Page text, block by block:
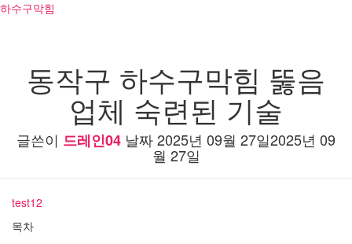
하수구막힘
동작구 하수구막힘 뚫음
업체 숙련된 기술
글쓴이 드레인04 날짜2025년 09월 27일2025년 09
월 27일
test12
목차